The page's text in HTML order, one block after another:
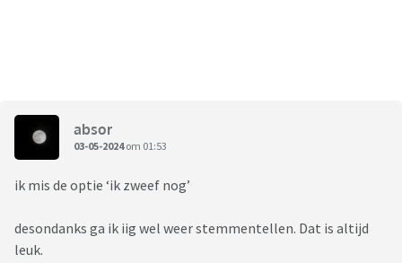
absor
03-05-2024om 01:53
ik mis de optie ‘ik zweef nog’
desondanks ga ik iig wel weer stemmentellen. Dat is altijd
leuk.